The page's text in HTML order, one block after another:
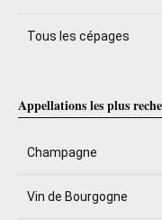
Tous les cépages
Appellations les plus
Champagne
Vin de Bourgogne